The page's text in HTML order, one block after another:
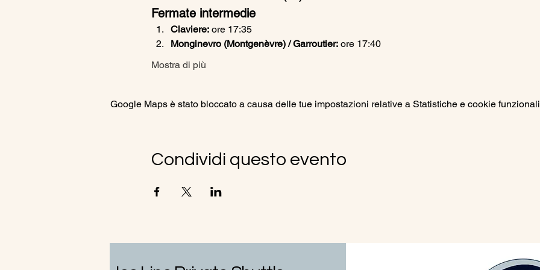
Fermate intermedie
Claviere: ore 17:35
Monginevro (Montgenèvre) / Garroutier: ore 17:40
Mostra di più
Google Maps è stato bloccato a causa delle tue impostazioni relative a Statistiche e cookie
Condividi questo evento